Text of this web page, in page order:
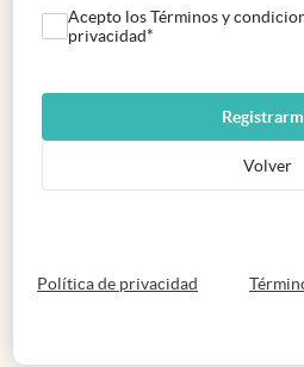
Acepto los Términos y
privacidad*
Volver
Política de privacidad abre en